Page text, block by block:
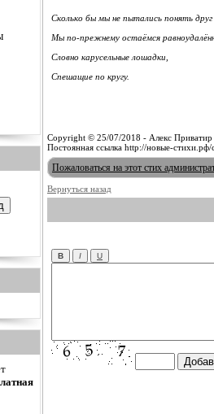
Сколько бы мы не пытались понять друг
Мы по-прежнему остаёмся
Словно карусельные лошадки,
Спешащие по кругу.
Copyright © 25/07/2018 - Алекс Приватир
Постоянная ссылка http://новые-стихи.рф/
Пожаловаться на этот стих
Вернуться назад